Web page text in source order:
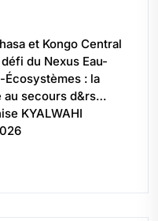
et Kongo Central
du Nexus Eau-
Écosystèmes : la
au secours d&rs…
KYALWAHI